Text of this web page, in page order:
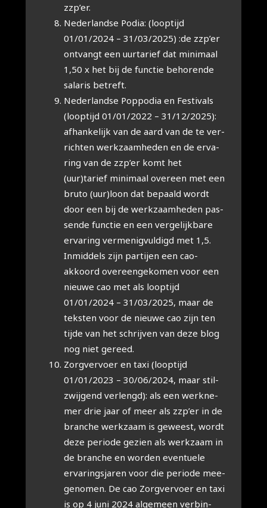
zzp’er.
Neder­land­se Podia: (loop­tijd
01/01/2024 – 31/03/2025) :de zzp’er
ont­vangt een uur­ta­rief dat mini­maal
1,50 x het bij de func­tie beho­ren­de
sala­ris betreft.
Neder­land­se Pop­po­dia en Fes­ti­vals
(loop­tijd 01/01/2022 – 31/12/2025):
afhan­ke­lijk van de aard van de te ver­
rich­ten werk­zaam­he­den en de erva­
ring van de zzp’er komt het
(uur)tarief mini­maal over­een met een
bru­to (uur)loon dat bepaald wordt
door een bij de werk­zaam­he­den pas­
sen­de func­tie en een ver­ge­lijk­ba­re
erva­ring ver­me­nig­vul­digd met 1,5.
Inmid­dels zijn par­tij­en een cao-
akkoord over­een­ge­ko­men voor een
nieu­we cao met als loop­tijd
01/01/2024 – 31/03/2025, maar de
tek­sten voor de nieu­we cao zijn ten
tij­de van het schrij­ven van deze blog
nog niet gereed.
Zorg­ver­voer en taxi (loop­tijd
01/01/2023 – 30/06/2024, maar stil­
zwij­gend ver­lengd): als een werk­ne­
mer drie jaar of meer als zzp’er in de
bran­che werk­zaam is geweest, wordt
deze peri­o­de gezien als werk­zaam in
de bran­che en wor­den even­tu­e­le
erva­rings­ja­ren voor die peri­o­de mee­
ge­no­men. De cao Zorg­ver­voer en taxi
is op 4 juni 2024 alge­meen ver­bin­